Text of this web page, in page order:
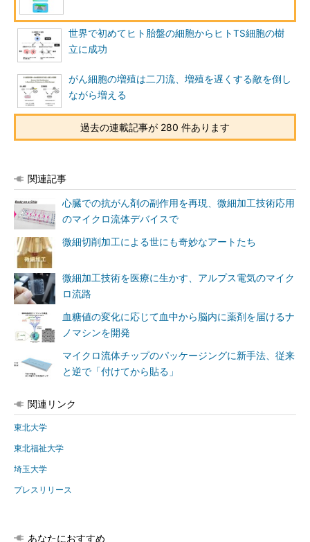
世界で初めてヒト胎盤の細胞からヒトTS細胞の樹
立に成功
がん細胞の増殖は二刀流、増殖を遅くする敵を倒し
ながら増える
過去の連載記事が 280 件あります
関連記事
心臓での抗がん剤の副作用を再現、微細加工技術応用
のマイクロ流体デバイスで
微細切削加工による世にも奇妙なアートたち
微細加工技術を医療に生かす、アルプス電気のマイク
ロ流路
血糖値の変化に応じて血中から脳内に薬剤を届けるナ
ノマシンを開発
マイクロ流体チップのパッケージングに新手法、従来
と逆で「付けてから貼る」
関連リンク
東北大学
東北福祉大学
埼玉大学
プレスリリース
あなたにおすすめ